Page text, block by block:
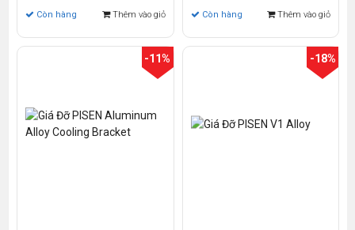
Còn hàng Thêm vào giỏ Còn hàng Thêm vào giỏ
-11% -18%